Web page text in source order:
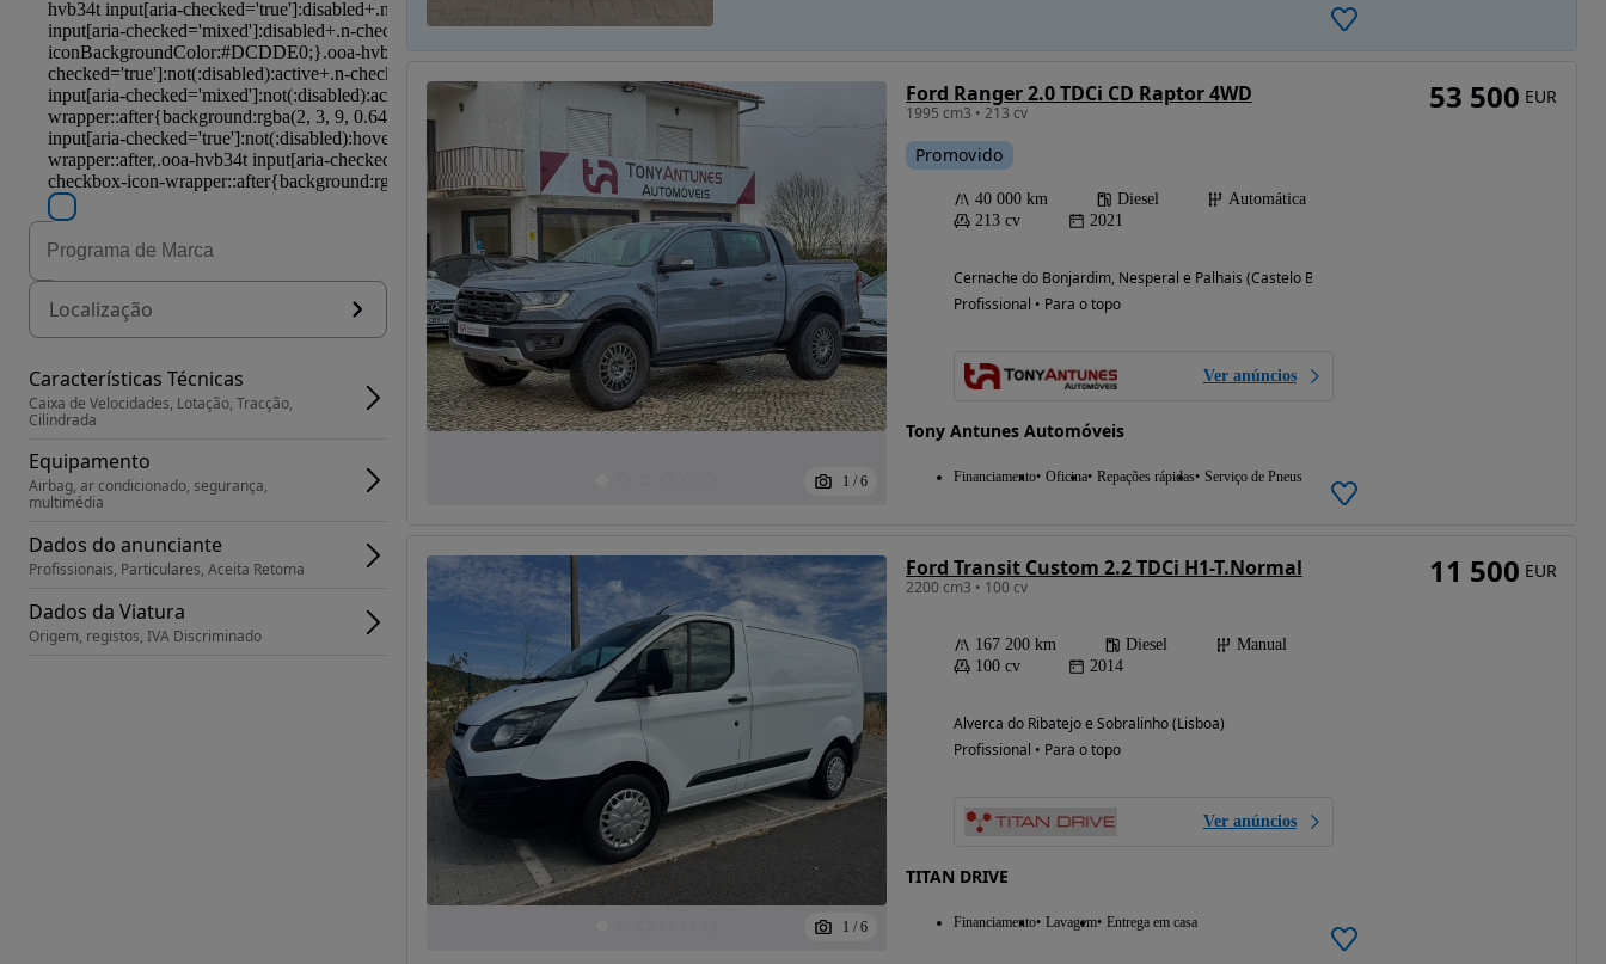
Localização
Características Técnicas
Caixa de Velocidades, Lotação, Tracção,
Cilindrada
Equipamento
Airbag, ar condicionado, segurança,
multimédia
Dados do anunciante
Profissionais, Particulares, Aceita Retoma
Dados da Viatura
Origem, registos, IVA Discriminado
1 / 6
Ford Ranger 2.0 TDCi CD Raptor 4WD
1995 cm3 • 213 cv
Promovido
40 000 km Diesel
Automática
213 cv
2021
Cernache do Bonjardim, Nesperal e Palhais (Castelo Branco)
Profissional • Para o topo
Ver anúncios
Tony Antunes Automóveis
Financiamento Oficina Repações rápidas Serviço de Pneus
53 500 EUR
1 / 6
Ford Transit Custom 2.2 TDCi H1-T.Normal
2200 cm3 • 100 cv
167 200 km Diesel
Manual
100 cv
2014
Alverca do Ribatejo e Sobralinho (Lisboa)
Profissional • Para o topo
Ver anúncios
TITAN DRIVE
Financiamento Lavagem Entrega em casa
11 500 EUR